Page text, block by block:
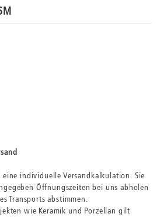
individuelle Versandkalkulation. Sie
Öffnungszeiten bei uns abholen
Transports abstimmen.
wie Keramik und Porzellan gilt